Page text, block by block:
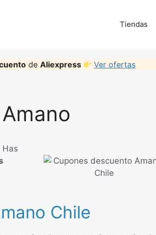
Tiendas
de Aliexpress Ver ofertas
Has
Chile